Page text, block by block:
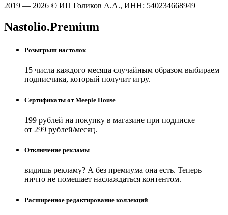
2019 — 2026 © ИП Голиков А.А., ИНН: 540234668949
Nastolio.Premium
Розыгрыш настолок
15 числа каждого месяца случайным образом выбираем
подписчика, который получит игру.
Сертификаты от Meeple House
199 рублей на покупку в магазине при подписке
от 299 рублей/месяц.
Отключение рекламы
видишь рекламу? А без премиума она есть. Теперь
ничто не помешает наслаждаться контентом.
Расширенное редактирование коллекций